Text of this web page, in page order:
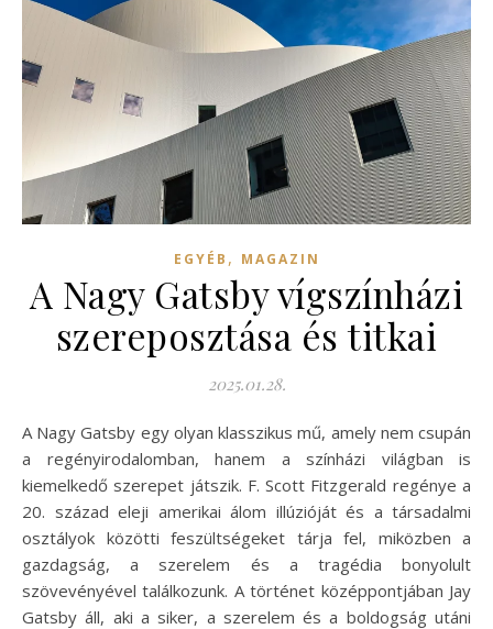
EGYÉB , MAGAZIN
A Nagy Gatsby vígszínházi
szereposztása és titkai
2025.01.28.
A Nagy Gatsby egy olyan klasszikus mű, amely nem csupán
a regényirodalomban, hanem a színházi világban is
kiemelkedő szerepet játszik. F. Scott Fitzgerald regénye a
20. század eleji amerikai álom illúzióját és a társadalmi
osztályok közötti feszültségeket tárja fel, miközben a
gazdagság, a szerelem és a tragédia bonyolult
szövevényével találkozunk. A történet középpontjában Jay
Gatsby áll, aki a siker, a szerelem és a boldogság utáni